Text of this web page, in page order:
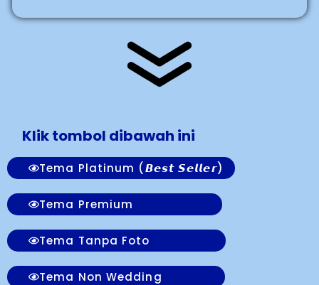
Klik tombol dibawah ini
Tema Platinum (𝘽𝙚𝙨𝙩 𝙎𝙚𝙡𝙡𝙚𝙧)
Tema Premium
Tema Tanpa Foto
Tema Non Wedding